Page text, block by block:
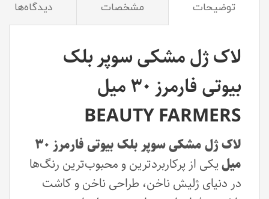
توضیحات مشخصات دیدگاه‌ها
لاک ژل مشکی سوپر بلک
بیوتی فارمرز ۳۰ میل
BEAUTY FARMERS
لاک ژل مشکی سوپر بلک بیوتی فارمرز ۳۰
میلیکی از پرکاربردترین و محبوب‌ترین رنگ‌ها
در دنیای ژلیش ناخن، طراحی ناخن و کاشت